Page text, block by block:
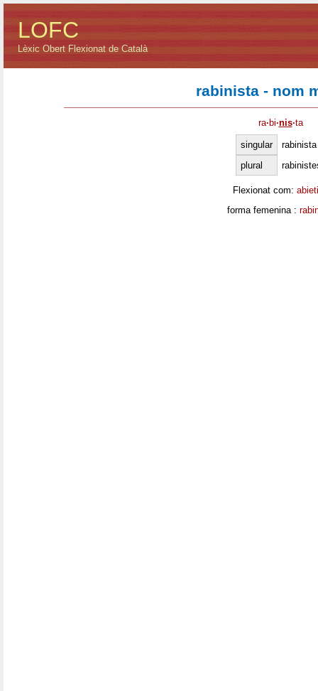
LOFC
Lèxic Obert Flexionat de Català
rabinista - nom
ra· bi·nis·ta
singular
rabinista
plural
Flexionat com:
forma femenina :